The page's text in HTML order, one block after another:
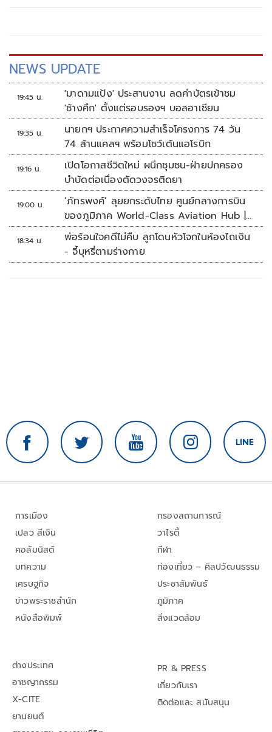
NEWS UPDATE
19:45 น.
'มาดามแป้ง' ประสานงาน ลดค่าบัตรเข้าชม
'ช้างศึก' ตั้งแต่รอบรองฯ บอลอาเซียน
19:35 น.
นายกฯ ประกาศความสำเร็จโครงการ 74 วัน
74 ล้านแคลฯ พร้อมโชว์เต้นแอโรบิก
19:16 น.
เปิดโอกาสชีวิตใหม่ ผนึกชุมชน-ฝ่ายปกครอง
บำบัดต่อเนื่องตัดวงจรติดยา
19:00 น.
‘ภัทรพงศ์’ ลุยยกระดับไทย ศูนย์กลางการบิน
ของภูมิภาค World-Class Aviation Hub |
ห้องข่าวไทยโพสต์สุดสัปดาห์
18:34 น.
พ่อร้อนใจคดีไม่คืบ ลูกโดนหัวโจกในห้องไถเงิน
- จี้บุหรี่ตามร่างกาย
การเมือง
เปลว สีเงิน
คอลัมนิสต์
บทความ
เศรษฐกิจ
ข่าวพระราชสำนัก
หนังสือพิมพ์
กรองสถานการณ์
วาไรตี้
กีฬา
ท่องเที่ยว – ศิลปวัฒนธรรม
ประชาสัมพันธ์
ภูมิภาค
สิ่งแวดล้อม
ต่างประเทศ
อาชญากรรม
X-CITE
ยานยนต์
PR & PRESS
เกี่ยวกับเรา
ติดต่อและ สนับสนุน